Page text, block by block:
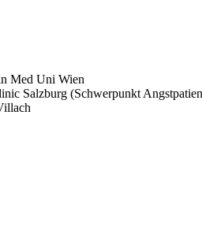
Med Uni Wien
Salzburg (Schwerpunkt